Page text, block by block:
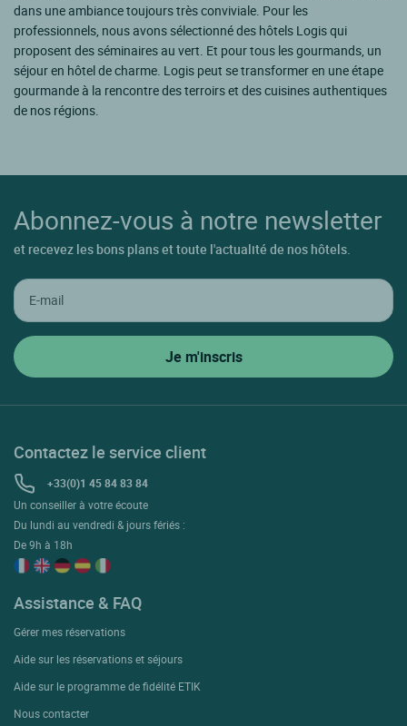
dans une ambiance toujours très conviviale. Pour les
professionnels, nous avons sélectionné des hôtels Logis qui
proposent des séminaires au vert. Et pour tous les gourmands, un
séjour en hôtel de charme. Logis peut se transformer en une étape
gourmande à la rencontre des terroirs et des cuisines authentiques
de nos régions.
Abonnez-vous à notre newsletter
et recevez les bons plans et toute l'actualité de nos hôtels.
Contactez le service client
+33(0)1 45 84 83 84
Un conseiller à votre écoute
Du lundi au vendredi & jours fériés :
De 9h à 18h
Assistance & FAQ
Gérer mes réservations
Aide sur les réservations et séjours
Aide sur le programme de fidélité ETIK
Nous contacter